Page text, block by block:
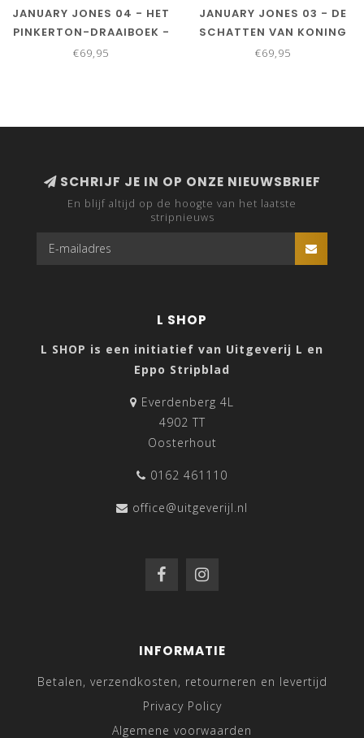
JANUARY JONES 04 - HET
PINKERTON-DRAAIBOEK -
COLLECTORS EDITIE
€69,95
JANUARY JONES 03 - DE
SCHATTEN VAN KONING
SALOMO - COLLECTORS
€69,95
SCHRIJF JE IN OP ONZE NIEUWSBRIEF
En blijf altijd op de hoogte van het laatste
stripnieuws
L SHOP
L SHOP is een initiatief van Uitgeverij L en
Eppo Stripblad
Everdenberg 4L
4902 TT
Oosterhout
0162 461110
office@uitgeverijl.nl
INFORMATIE
Betalen, verzendkosten, retourneren en levertijd
Privacy Policy
Algemene voorwaarden